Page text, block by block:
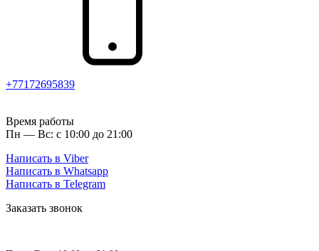
+77172695839
Время работы
Пн — Вс: с 10:00 до 21:00
Написать в Viber
Написать в Whatsapp
Написать в Telegram
Заказать звонок